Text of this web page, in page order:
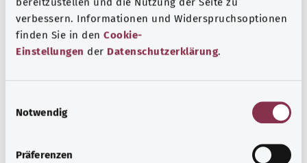
verbessern. Informationen und Widerspruchsoptionen
finden Sie in den Cookie-
Einstellungen der Datenschutzerklärung.
Notwendig
Präferenzen
Sport oder Meditation? Es gibt verschiedene
bewältigen, das eigene Wohbefinden zu steigern oder zur